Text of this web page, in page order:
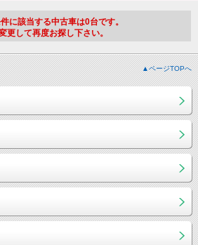
に該当する中古車は0台です。
更して再度お探し下さい。
▲ページTOPへ